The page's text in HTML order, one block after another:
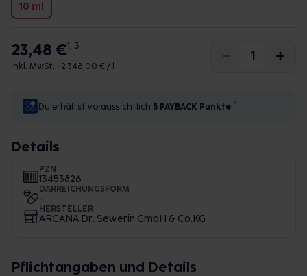
10 ml
23,48 €1, 3
inkl. MwSt. • 2.348,00 € / l
Du erhältst voraussichtlich 5 PAYBACK Punkte 4
Details
PZN
13453826
DARREICHUNGSFORM
-
HERSTELLER
ARCANA Dr. Sewerin GmbH & Co.KG
Pflichtangaben und Details